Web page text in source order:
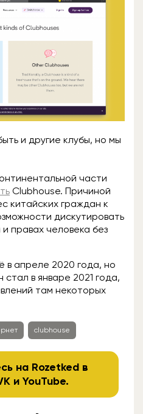
и другие клубы, но мы
части
Clubhouse. Причиной
китайских граждан к
дискутировать
правах человека без
в апреле 2020 года, но
в январе 2021 года,
там некоторых
clubhouse
на Rozetked в
иYouTube.